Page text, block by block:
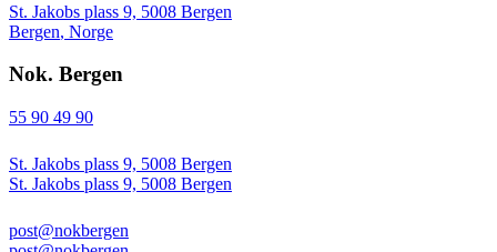
St. Jakobs plass 9, 5008 Bergen
Bergen, Norge
Nok. Bergen
55 90 49 90
St. Jakobs plass 9, 5008 Bergen
St. Jakobs plass 9, 5008 Bergen
post@nokbergen